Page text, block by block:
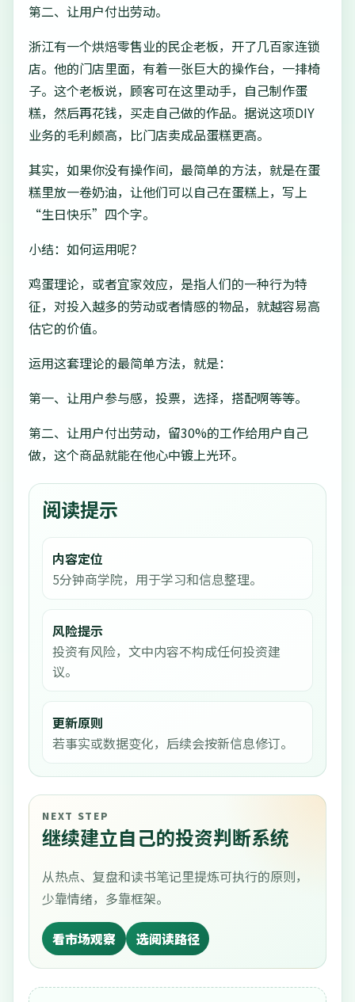
第二、让用户付出劳动。
浙江有一个烘焙零售业的民企老板，开了几百家连锁
店。他的门店里面，有着一张巨大的操作台，一排椅
子。这个老板说，顾客可在这里动手，自己制作蛋
糕，然后再花钱，买走自己做的作品。据说这项DIY
业务的毛利颇高，比门店卖成品蛋糕更高。
其实，如果你没有操作间，最简单的方法，就是在蛋
糕里放一卷奶油，让他们可以自己在蛋糕上，写上
“生日快乐”四个字。
小结：如何运用呢？
鸡蛋理论，或者宜家效应，是指人们的一种行为特
征，对投入越多的劳动或者情感的物品，就越容易高
估它的价值。
运用这套理论的最简单方法，就是：
第一、让用户参与感，投票，选择，搭配啊等等。
第二、让用户付出劳动，留30%的工作给用户自己
做，这个商品就能在他心中镀上光环。
阅读提示
内容定位
5分钟商学院，用于学习和信息整理。
风险提示
投资有风险，文中内容不构成任何投资建
议。
更新原则
若事实或数据变化，后续会按新信息修订。
NEXT STEP
继续建立自己的投资判断系统
从热点、复盘和读书笔记里提炼可执行的原则，
少靠情绪，多靠框架。
看市场观察 选阅读路径